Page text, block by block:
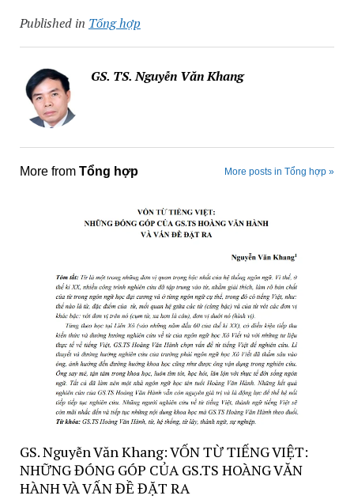
Published in Tổng hợp
GS. TS. Nguyễn Văn Khang
More from Tổng hợp More posts in Tổng hợp »
GS. Nguyễn Văn Khang: VỐN TỪ TIẾNG VIỆT:
NHỮNG ĐÓNG GÓP CỦA GS.TS HOÀNG VĂN
HÀNH VÀ VẤN ĐỀ ĐẶT RA